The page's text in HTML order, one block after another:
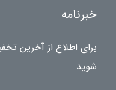
خبرنامه
برای اطلاع از آخرین
شوید